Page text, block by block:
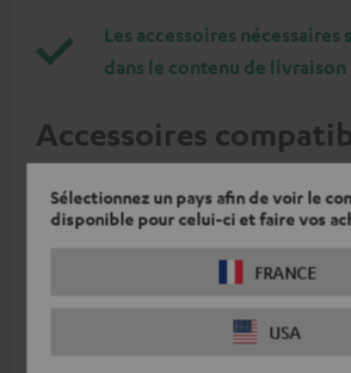
Sélectionnez un pays afin de voir le
disponible pour celui-ci et faire vos
FRANCE
USA
Les accessoires nécessaires
dans le contenu de livraison
Accessoires